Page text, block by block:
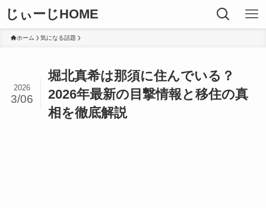
じぃーじHOME
ホーム 気になる話題
堀北真希は那須に住んでいる？
2026年最新の目撃情報と移住の真
相を徹底解説
2026
3/06